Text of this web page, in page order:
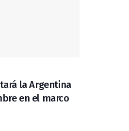
la Argentina
en el marco